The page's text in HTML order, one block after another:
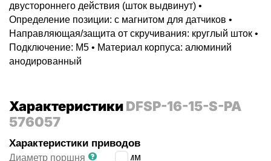
двустороннего действия (шток выдвинут) •
Определение позиции: с магнитом для датчиков •
Направляющая/защита от скручивания: круглый шток •
Подключение: M5 • Материал корпуса: алюминий
анодированный
ХарактеристикиDFSP-16-15-S-PA
576057
Характеристики приводов
Диаметр поршня
мм